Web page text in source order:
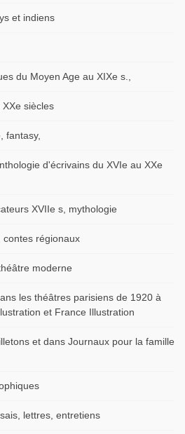
et indiens
du Moyen Age au XIXe s.,
siècles
fantasy,
d'écrivains du XVIe au XXe
XVIIe s, mythologie
contes régionaux
moderne
les théâtres parisiens de 1920 à
et France Illustration
et dans Journaux pour la famille
lettres, entretiens